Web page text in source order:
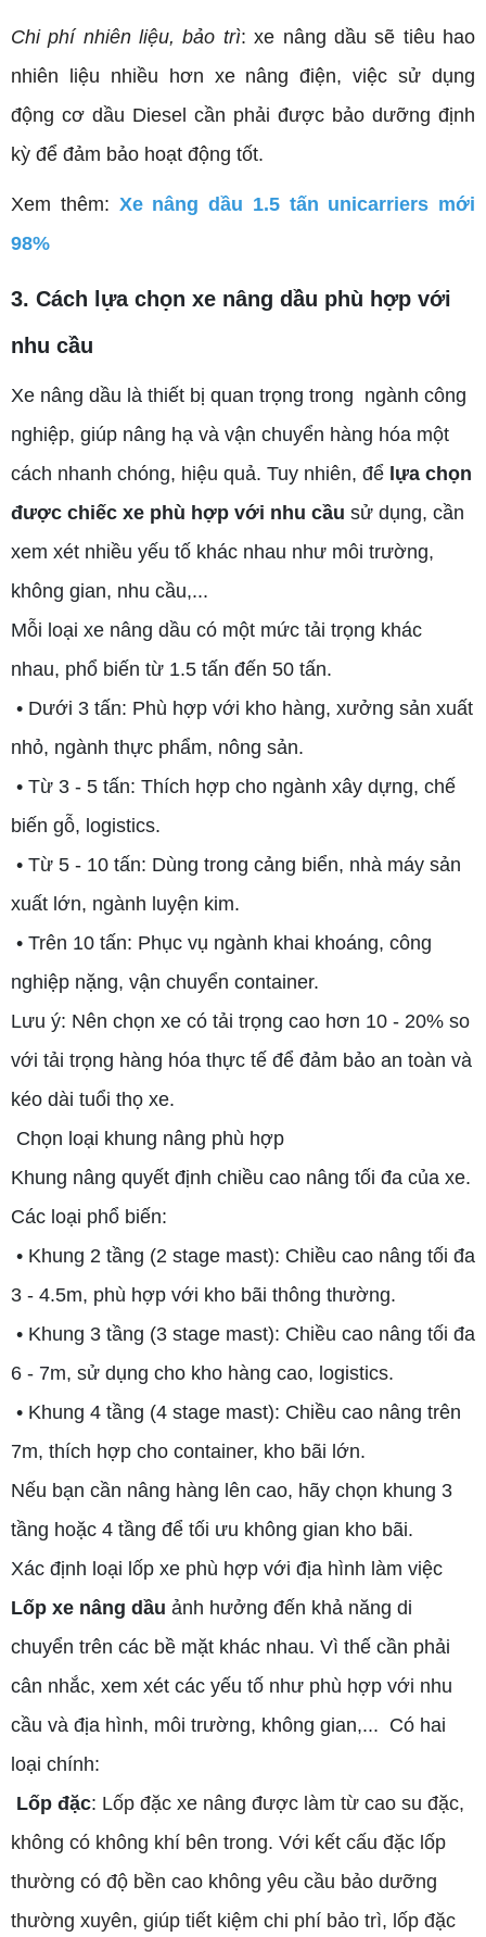
Chi phí nhiên liệu, bảo trì: xe nâng dầu sẽ tiêu hao
nhiên liệu nhiều hơn xe nâng điện, việc sử dụng
động cơ dầu Diesel cần phải được bảo dưỡng định
kỳ để đảm bảo hoạt động tốt.
Xem thêm: Xe nâng dầu 1.5 tấn unicarriers mới
98%
3. Cách lựa chọn xe nâng dầu phù hợp với
nhu cầu
Xe nâng dầu là thiết bị quan trọng trong ngành công
nghiệp, giúp nâng hạ và vận chuyển hàng hóa một
cách nhanh chóng, hiệu quả. Tuy nhiên, để lựa chọn
được chiếc xe phù hợp với nhu cầu sử dụng, cần
xem xét nhiều yếu tố khác nhau như môi trường,
không gian, nhu cầu,...
Mỗi loại xe nâng dầu có một mức tải trọng khác
nhau, phổ biến từ 1.5 tấn đến 50 tấn.
• Dưới 3 tấn: Phù hợp với kho hàng, xưởng sản xuất
nhỏ, ngành thực phẩm, nông sản.
• Từ 3 - 5 tấn: Thích hợp cho ngành xây dựng, chế
biến gỗ, logistics.
• Từ 5 - 10 tấn: Dùng trong cảng biển, nhà máy sản
xuất lớn, ngành luyện kim.
• Trên 10 tấn: Phục vụ ngành khai khoáng, công
nghiệp nặng, vận chuyển container.
Lưu ý: Nên chọn xe có tải trọng cao hơn 10 - 20% so
với tải trọng hàng hóa thực tế để đảm bảo an toàn và
kéo dài tuổi thọ xe.
Chọn loại khung nâng phù hợp
Khung nâng quyết định chiều cao nâng tối đa của xe.
Các loại phổ biến:
• Khung 2 tầng (2 stage mast): Chiều cao nâng tối đa
3 - 4.5m, phù hợp với kho bãi thông thường.
• Khung 3 tầng (3 stage mast): Chiều cao nâng tối đa
6 - 7m, sử dụng cho kho hàng cao, logistics.
• Khung 4 tầng (4 stage mast): Chiều cao nâng trên
7m, thích hợp cho container, kho bãi lớn.
Nếu bạn cần nâng hàng lên cao, hãy chọn khung 3
tầng hoặc 4 tầng để tối ưu không gian kho bãi.
Xác định loại lốp xe phù hợp với địa hình làm việc
Lốp xe nâng dầu ảnh hưởng đến khả năng di
chuyển trên các bề mặt khác nhau. Vì thế cần phải
cân nhắc, xem xét các yếu tố như phù hợp với nhu
cầu và địa hình, môi trường, không gian,... Có hai
loại chính:
Lốp đặc: Lốp đặc xe nâng được làm từ cao su đặc,
không có không khí bên trong. Với kết cấu đặc lốp
thường có độ bền cao không yêu cầu bảo dưỡng
thường xuyên, giúp tiết kiệm chi phí bảo trì, lốp đặc